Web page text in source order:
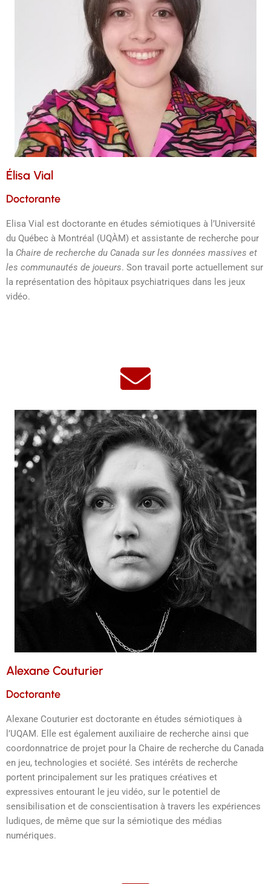
Élisa Vial
Doctorante
Elisa Vial est doctorante en études sémiotiques à l’Université
du Québec à Montréal (UQÀM) et assistante de recherche pour
la Chaire de recherche du Canada sur les données massives et
les communautés de joueurs. Son travail porte actuellement sur
la représentation des hôpitaux psychiatriques dans les jeux
vidéo.
Alexane Couturier
Doctorante
Alexane Couturier est doctorante en études sémiotiques à
l’UQAM. Elle est également auxiliaire de recherche ainsi que
coordonnatrice de projet pour la Chaire de recherche du Canada
en jeu, technologies et société. Ses intérêts de recherche
portent principalement sur les pratiques créatives et
expressives entourant le jeu vidéo, sur le potentiel de
sensibilisation et de conscientisation à travers les expériences
ludiques, de même que sur la sémiotique des médias
numériques.